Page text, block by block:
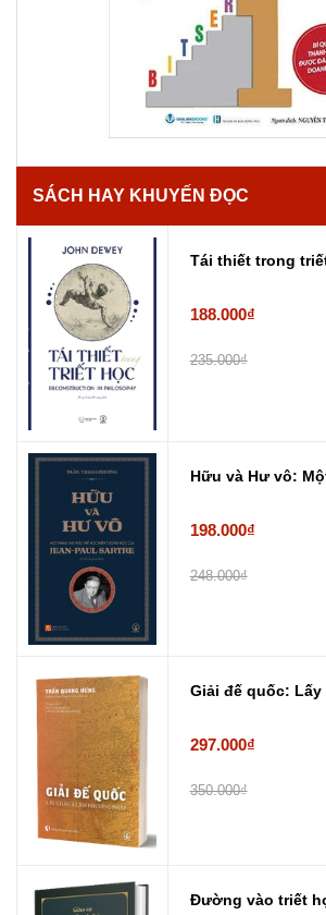
SÁCH HAY KHUYẾN ĐỌC
Tái thiết trong
188.000₫
235.000₫
Hữu và Hư vô:
198.000₫
248.000₫
Giải đế quốc:
297.000₫
350.000₫
Đường vào triết